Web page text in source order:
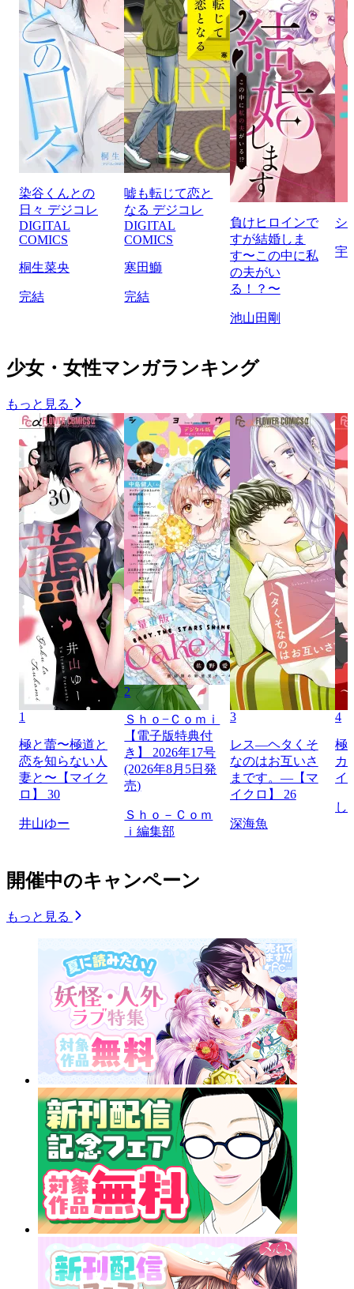
染谷くんとの
日々 デジコレ
DIGITAL
COMICS
桐生菜央
完結
嘘も転じて恋と
なる デジコレ
DIGITAL
COMICS
寒田鰤
完結
負けヒロインで
すが結婚しま
す〜この中に私
の夫がい
る！？〜
池山田剛
シ
宇
少女・女性マンガランキング
もっと見る
1
極と蕾〜極道と
恋を知らない人
妻と〜【マイク
ロ】 30
井山ゆー
2
Ｓｈｏ−Ｃｏｍｉ
【電子版特典付
き】 2026年17号
(2026年8月5日発
売)
Ｓｈｏ－Ｃｏｍ
ｉ編集部
3
レス―ヘタくそ
なのはお互いさ
まです。―【マ
イクロ】 26
深海魚
4
極
カ
イ
し
開催中のキャンペーン
もっと見る